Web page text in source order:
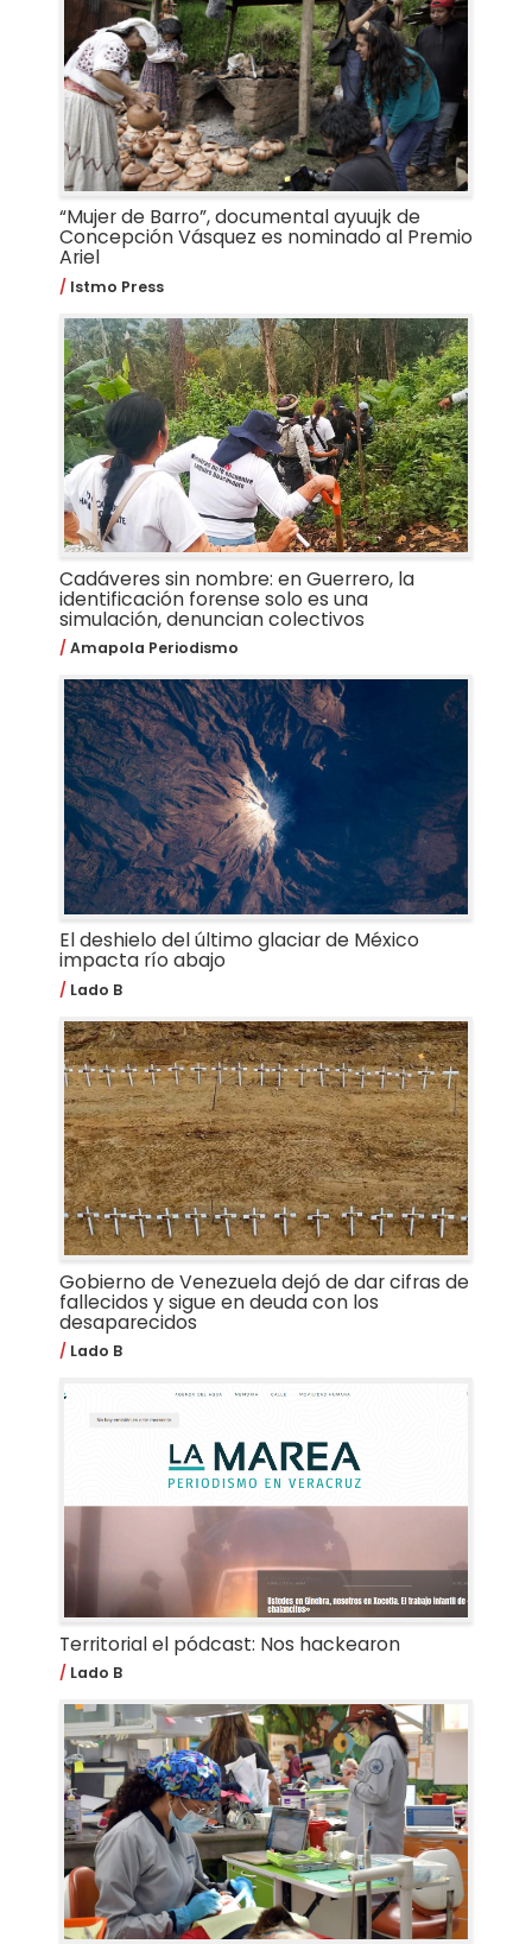
“Mujer de Barro”, documental ayuujk de
Concepción Vásquez es nominado al Premio
Ariel
Istmo Press
Cadáveres sin nombre: en Guerrero, la
identificación forense solo es una
simulación, denuncian colectivos
Amapola Periodismo
El deshielo del último glaciar de México
impacta río abajo
Lado B
Gobierno de Venezuela dejó de dar cifras de
fallecidos y sigue en deuda con los
desaparecidos
Lado B
Territorial el pódcast: Nos hackearon
Lado B